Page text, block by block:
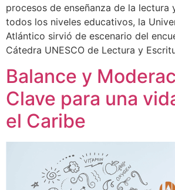
procesos de enseñanza de la lectura
todos los niveles educativos, la
Atlántico sirvió de escenario del
Cátedra UNESCO de Lectura y
Balance y
Clave para una
el Caribe